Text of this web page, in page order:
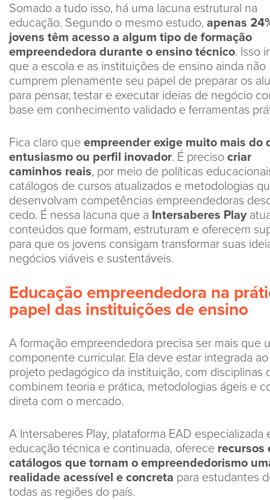
Somado a tudo isso, há uma lacuna estrutural na
educação. Segundo o mesmo estudo, apenas
jovens têm acesso a algum tipo de formação
empreendedora durante o ensino técnico. Isso
que a escola e as instituições de ensino ainda não
cumprem plenamente seu papel de preparar os
para pensar, testar e executar ideias de negócio
base em conhecimento validado e ferramentas
Fica claro que empreender exige muito mais do
entusiasmo ou perfil inovador. É preciso criar
caminhos reais, por meio de políticas
catálogos de cursos atualizados e metodologias
desenvolvam competências empreendedoras
cedo. É nessa lacuna que a Intersaberes Play
conteúdos que formam, estruturam e oferecem
para que os jovens consigam transformar suas
negócios viáveis e sustentáveis.
Educação empreendedora na
papel das instituições de ensino
A formação empreendedora precisa ser mais que
componente curricular. Ela deve estar integrada ao
projeto pedagógico da instituição, com disciplinas
combinem teoria e prática, metodologias ágeis e
direta com o mercado.
A Intersaberes Play, plataforma EAD especializada
educação técnica e continuada, oferece recursos
catálogos que tornam o empreendedorismo
realidade acessível e concreta para estudantes
todas as regiões do país.